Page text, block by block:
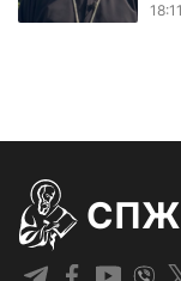
18:11
СПЖ